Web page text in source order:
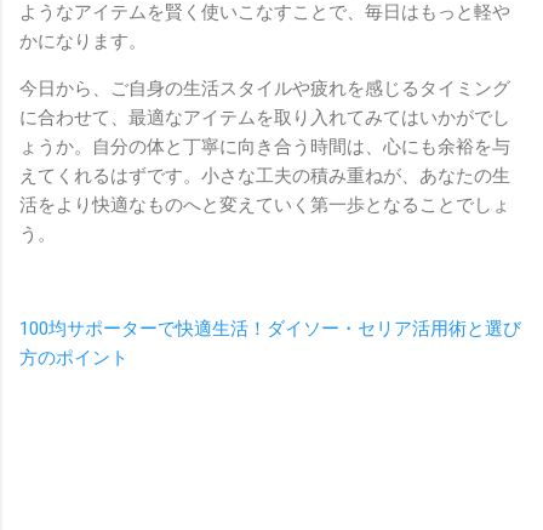
ようなアイテムを賢く使いこなすことで、毎日はもっと軽や
かになります。
今日から、ご自身の生活スタイルや疲れを感じるタイミング
に合わせて、最適なアイテムを取り入れてみてはいかがでし
ょうか。自分の体と丁寧に向き合う時間は、心にも余裕を与
えてくれるはずです。小さな工夫の積み重ねが、あなたの生
活をより快適なものへと変えていく第一歩となることでしょ
う。
100均サポーターで快適生活！ダイソー・セリア活用術と選び
方のポイント